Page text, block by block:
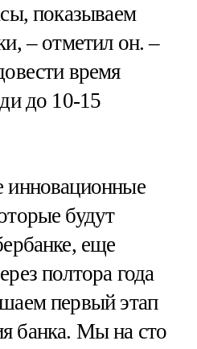
показываем
– отметил он. –
время
до 10-15
инновационные
будут
еще
полтора года
первый этап
банка. Мы на сто